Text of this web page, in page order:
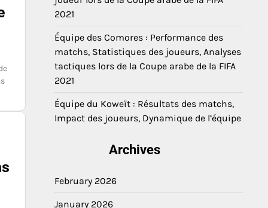
2021
Équipe des Comores : Performance des
matchs, Statistiques des joueurs, Analyses
tactiques lors de la Coupe arabe de la FIFA
2021
Équipe du Koweït : Résultats des matchs,
Impact des joueurs, Dynamique de l’équipe
Archives
February 2026
January 2026